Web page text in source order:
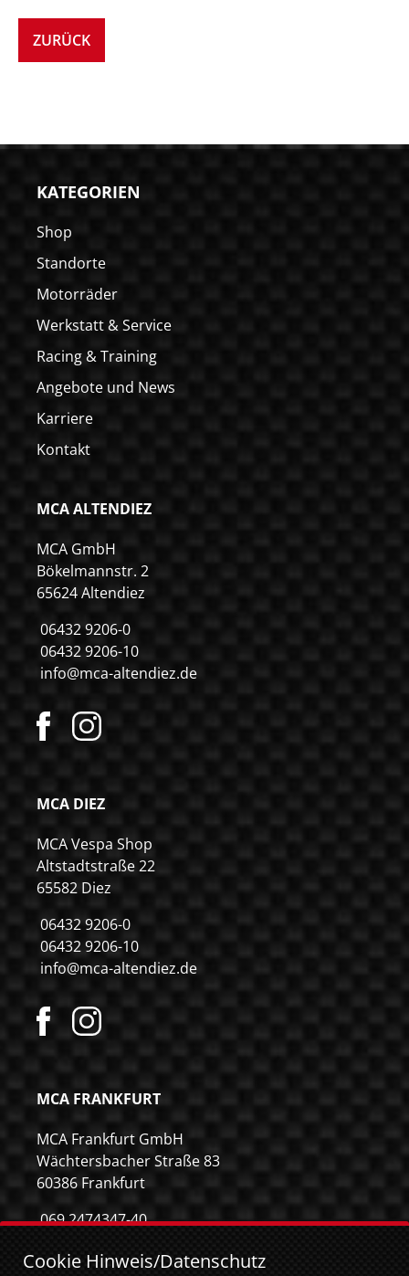
ZURÜCK
KATEGORIEN
Shop
Standorte
Motorräder
Werkstatt & Service
Racing & Training
Angebote und News
Karriere
Kontakt
MCA ALTENDIEZ
MCA GmbH
Bökelmannstr. 2
65624 Altendiez
06432 9206-0
06432 9206-10
info@mca-altendiez.de
MCA DIEZ
MCA Vespa Shop
Altstadtstraße 22
65582 Diez
06432 9206-0
06432 9206-10
info@mca-altendiez.de
MCA FRANKFURT
MCA Frankfurt GmbH
Wächtersbacher Straße 83
60386 Frankfurt
069 2474347-40
info@mca-frankfurt.de
Cookie Hinweis/Datenschutz